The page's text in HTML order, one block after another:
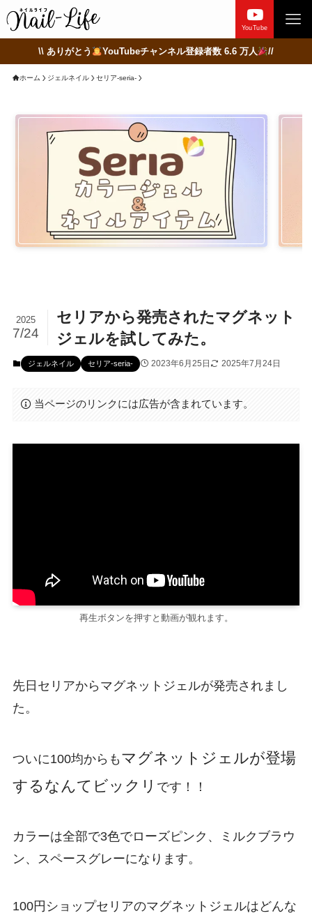
YouTube
\\ ありがとう YouTubeチャンネル登録者数 6.6 万人 //
ホーム ジェルネイル セリア-seria-
セリアから発売されたマグネット
ジェルを試してみた。
2025
7/24
ジェルネイル セリア-seria- 2023年6月25日 2025年7月24日
当ページのリンクには広告が含まれています。
再生ボタンを押すと動画が観れます。
先日セリアからマグネットジェルが発売されまし
た。
ついに100均からも マグネットジェルが登場
するなんてビックリ です！！
カラーは全部で3色でローズピンク、ミルクブラウ
ン、スペースグレーになります。
100円ショップセリアのマグネットジェルはどんな